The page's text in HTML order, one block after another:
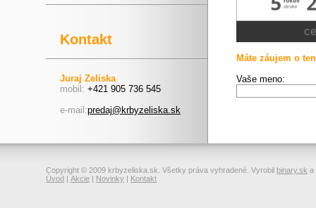
Kontakt
Juraj Zeliska
mobil: +421 905 736 545
e-mail:predaj@krbyzeliska.sk
Máte záujem o
Vaše meno:
Copyright © 2009 krbyzeliska.sk. Všetky práva vyhradené. Vyrobil binary.sk a
Úvod | Akcie | Novinky | Kontakt